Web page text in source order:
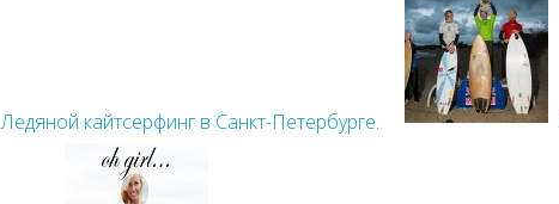
Ледяной кайтсерфинг в Санкт-Петербурге.